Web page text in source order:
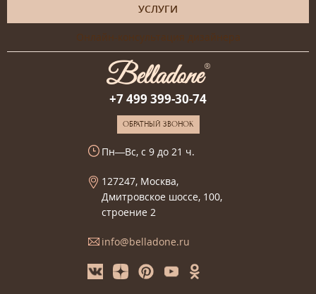
УСЛУГИ
Онлайн-консультация дизайнера
+7 499 399-30-74
ОБРАТНЫЙ ЗВОНОК
Пн—Вс, с 9 до 21 ч.
127247, Москва,
Дмитровское шоссе, 100,
строение 2
info@belladone.ru